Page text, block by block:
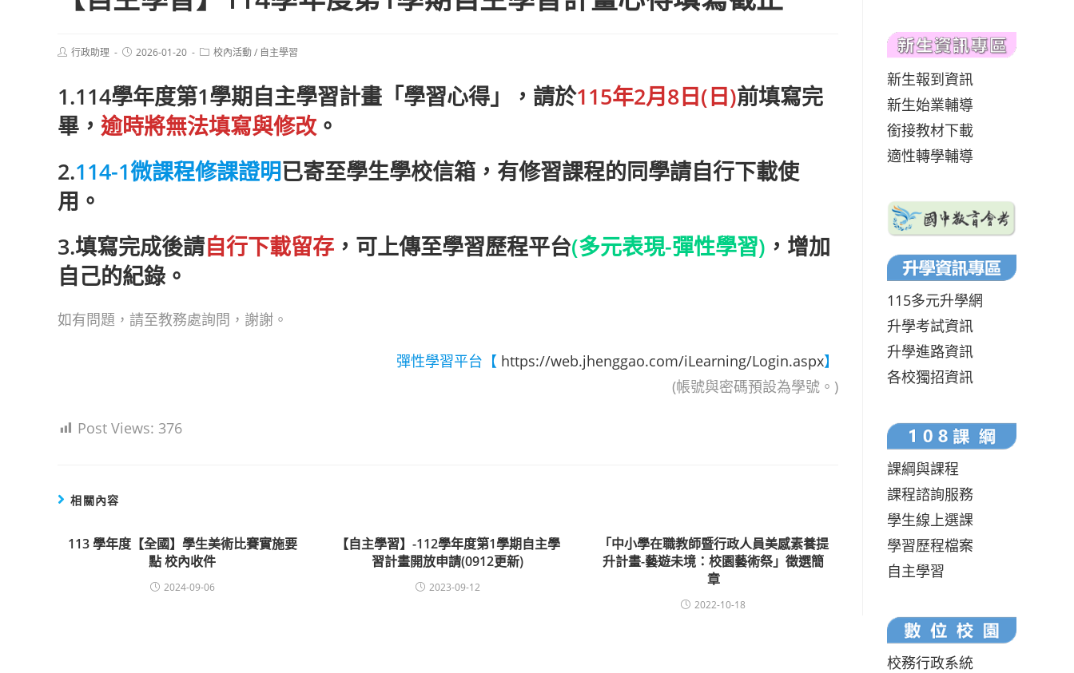
Post行政助理
Post2026-01-20
Post校內活動/ 自主學習
1.114學年度第1學期自主學習計畫「學習心得」，請於115年2月8日(日)前填寫完
畢， 逾時將無法填寫與修改。
2.114-1微課程修課證明已寄至學生學校信箱，有修習課程的同學請自行下載使
用。
3.填寫完成後請自行下載留存 ，可上傳至學習歷程平台(多元表現-彈性學習) ，增加
自己的紀錄。
如有問題，請至教務處詢問，謝謝。
彈性學習平台【 https://web.jhenggao.com/iLearning/Login.aspx】
(帳號與密碼預設為學號。)
Post Views: 376
相關內容
113 學年度【全國】學生美術比賽實施要
點 校內收件
2024-09-06
【自主學習】-112學年度第1學期自主學
習計畫開放申請(0912更新)
2023-09-12
「中小學在職教師暨行政人員美感素養提
升計畫-藝遊未境：校園藝術祭」徵選簡
章
2022-10-18
新生報到資訊
新生始業輔導
銜接教材下載
適性轉學輔導
115多元升學網
升學考試資訊
升學進路資訊
各校獨招資訊
課綱與課程
課程諮詢服務
學生線上選課
學習歷程檔案
自主學習
校務行政系統